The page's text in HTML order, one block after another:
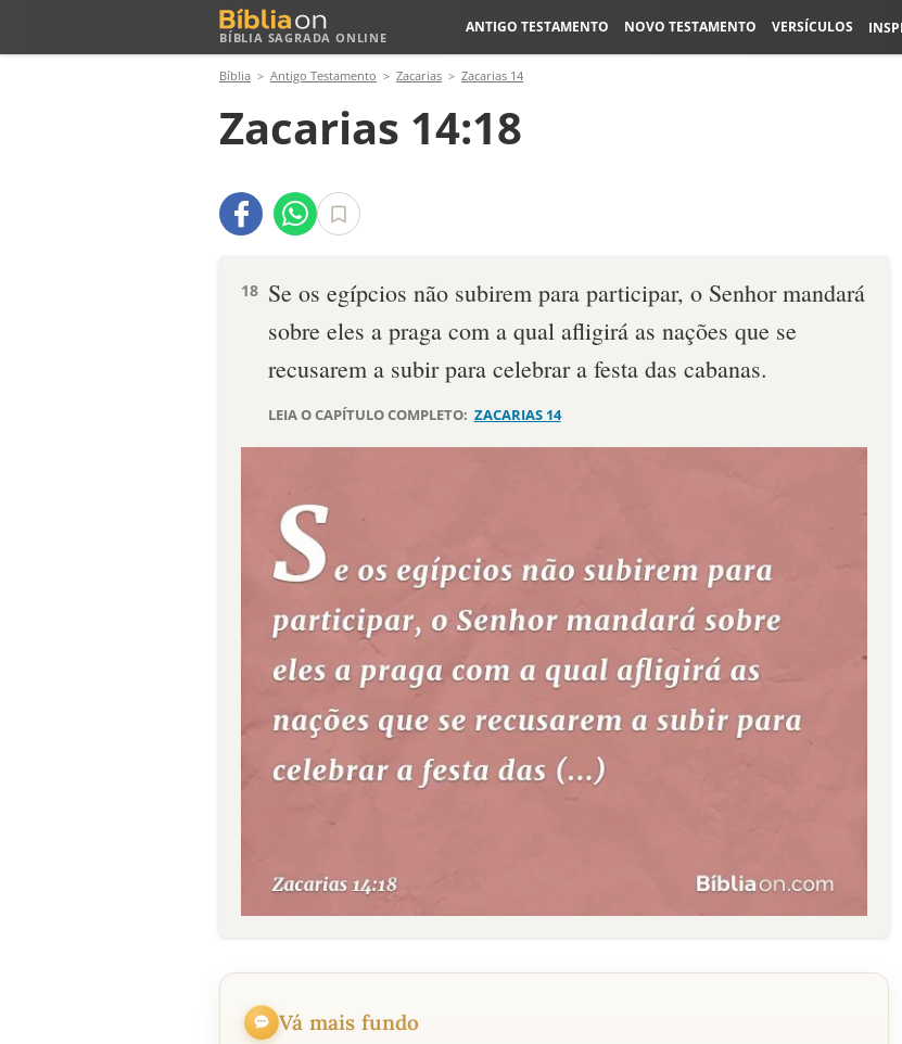
BÍBLIA SAGRADA ONLINE
ANTIGO TESTAMENTO NOVO TESTAMENTO VERSÍCULOS
Bíblia Antigo Testamento Zacarias Zacarias 14
Zacarias 14:18
18 Se os egípcios não subirem para participar, o Se­nhor mandará
sobre eles a praga com a qual afligirá as nações que se
recusarem a subir para cele­brar a festa das cabanas.
LEIA O CAPÍTULO COMPLETO: ZACARIAS 14
Vá mais fundo